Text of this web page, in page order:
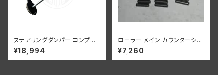
ステアリングダンパー コンプリ
ート グリーンレバー ハーレーダ
ビッドソン WLA WLC
¥18,994
ローラー メイン カウンターシャ
フト 0008"オーバーサイズ 24
個 ハーレーダビッドソン
¥7,260